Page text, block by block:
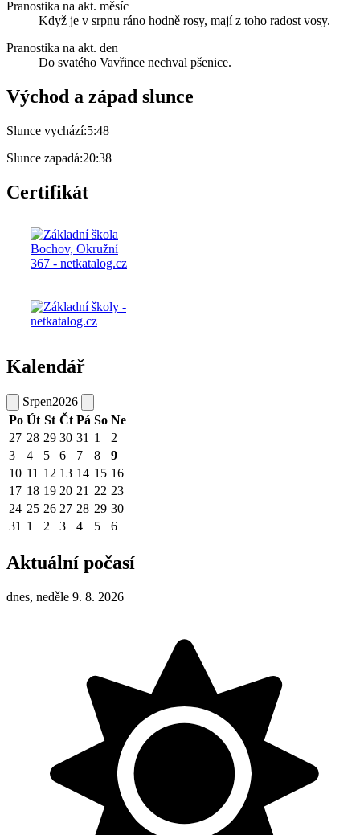
Pranostika na akt. měsíc
Když je v srpnu ráno hodně rosy, mají z toho radost vosy.
Pranostika na akt. den
Do svatého Vavřince nechval pšenice.
Východ a západ slunce
Slunce vychází:5:48
Slunce zapadá:20:38
Certifikát
Kalendář
Srpen2026
Po Út St Čt Pá So Ne
27 28 29 30 31 1
2
3
4 5 6 7 8
9
10 11 12 13 14 15 16
17 18 19 20 21 22 23
24 25 26 27 28 29 30
31 1 2 3 4 5 6
Aktuální počasí
dnes, neděle 9. 8. 2026